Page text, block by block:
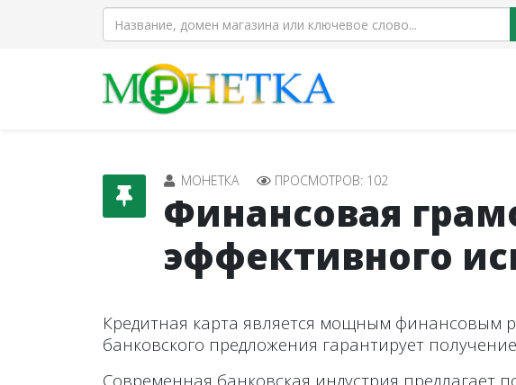
МОНЕТКА ПРОСМОТРОВ: 102
Финансовая
эффективного
Кредитная карта является мощным финансовым
банковского предложения гарантирует
Современная банковская индустрия